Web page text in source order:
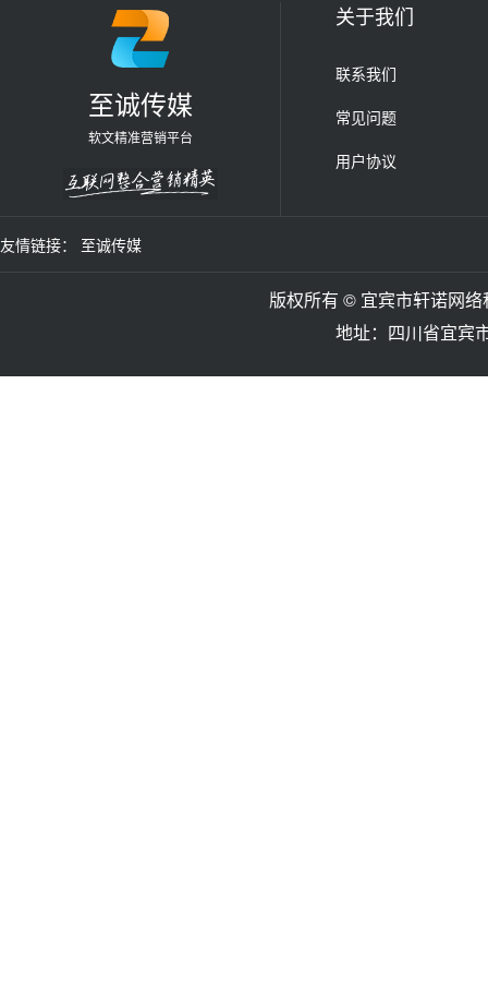
至诚传媒
软文精准营销平台
关于我们
联系我们
常见问题
用户协议
友情链接： 至诚传媒
版权所有 © 宜宾市轩诺网
地址：四川省宜宾